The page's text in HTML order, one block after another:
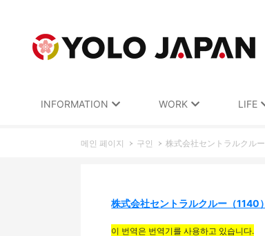
INFORMATION WORK LIFE
메인 페이지 구인 株式会社セントラルクルー
株式会社セントラルクルー（1140）
이 번역은 번역기를 사용하고 있습니다.